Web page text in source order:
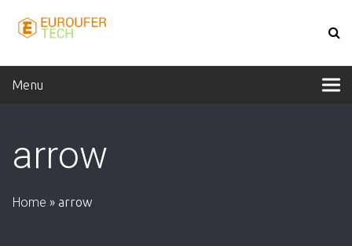
Menu
arrow
Home » arrow